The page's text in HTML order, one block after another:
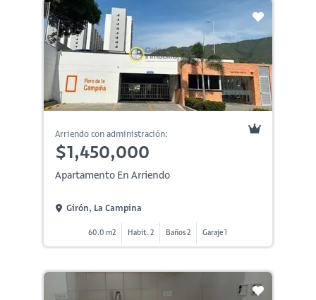
Arriendo con administración:
$1,450,000
Apartamento En Arriendo
Girón, La Campina
60.0 m2 Habit. 2 Baños 2 Garaje 1